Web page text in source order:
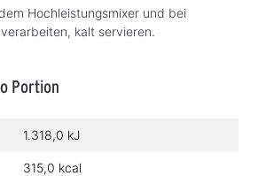
Hochleistungsmixer und bei
kalt servieren.
Portion
1.318,0 kJ
315,0 kcal